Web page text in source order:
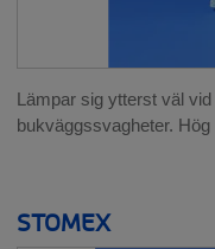
Lämpar sig ytterst väl
bukväggssvagheter.
STOMEX